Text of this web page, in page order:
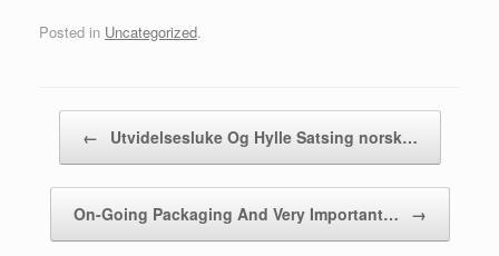
Posted in Uncategorized.
← Utvidelsesluke Og Hylle Satsing norsk…
On-Going Packaging And Very Important… →